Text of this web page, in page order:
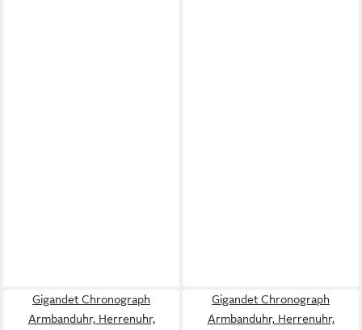
Gigandet Chronograph
Armbanduhr, Herrenuhr,
Gigandet Chronograph
Armbanduhr, Herrenuhr,